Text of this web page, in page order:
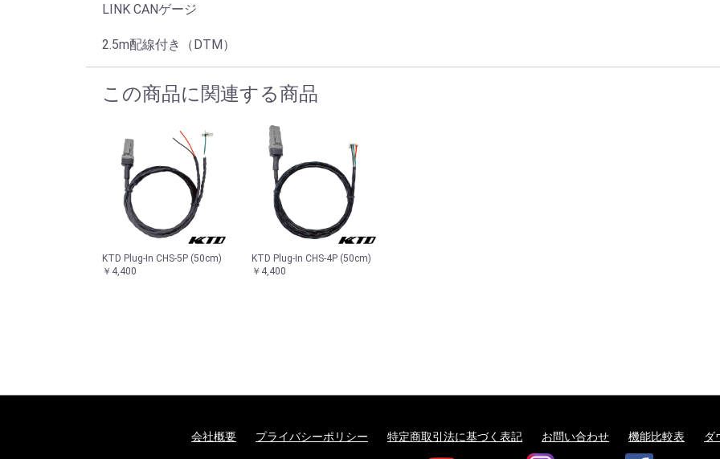
LINK CANゲージ
2.5m配線付き（DTM）
この商品に関連する商品
KTD Plug-In CHS-5P (50cm)
￥4,400
KTD Plug-In CHS-4P (50cm)
￥4,400
会社概要 プライバシーポリシー 特定商取引法に基づく表記 お問い合わせ 機能比較表 ダ